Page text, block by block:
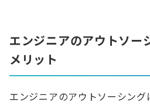
エンジニアのアウトソー
メリット
エンジニアのアウトソーシン